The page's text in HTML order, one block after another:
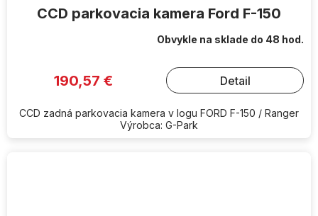
CCD parkovacia kamera Ford F-150
Obvykle na sklade do 48 hod.
190,57 € Detail
CCD zadná parkovacia kamera v logu FORD F-150 / Ranger
Výrobca: G-Park